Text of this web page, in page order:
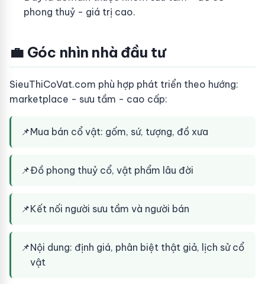
phong thuỷ - giá trị cao.
💼 Góc nhìn nhà đầu tư
SieuThiCoVat.com phù hợp phát triển theo hướng:
marketplace - sưu tầm - cao cấp:
📌Mua bán cổ vật: gốm, sứ, tượng, đồ xưa
📌Đồ phong thuỷ cổ, vật phẩm lâu đời
📌Kết nối người sưu tầm và người bán
📌Nội dung: định giá, phân biệt thật giả, lịch sử cổ
vật